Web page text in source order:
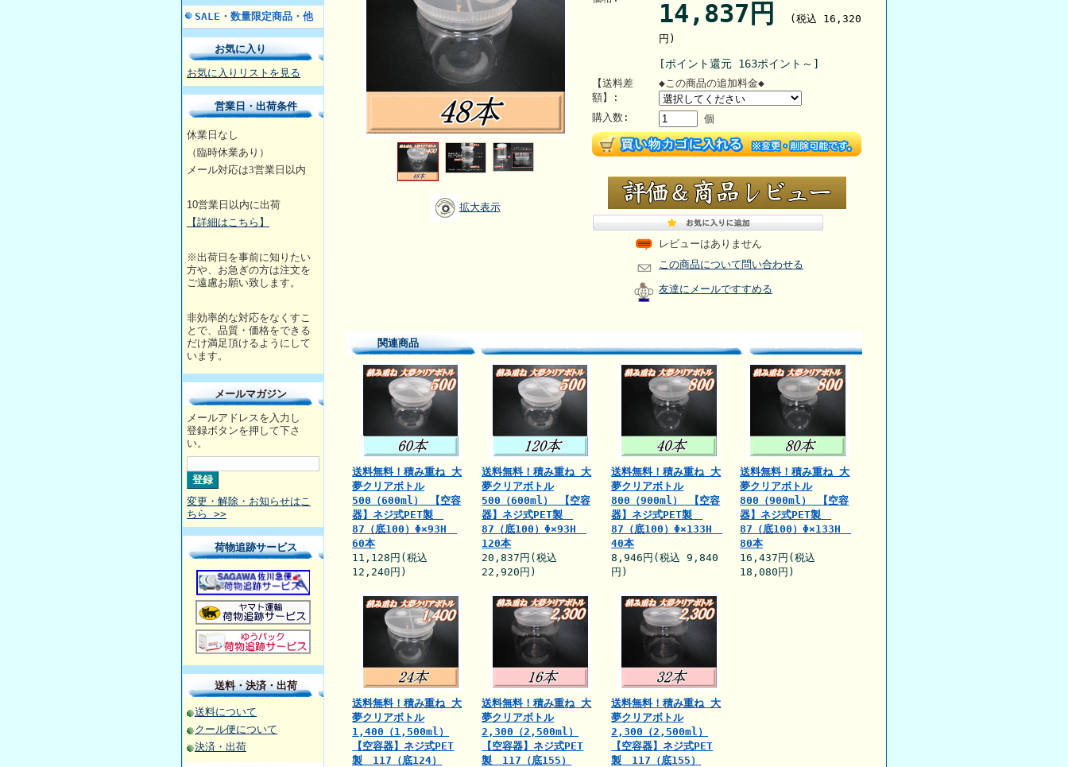
SALE・数量限定商品・他
お気に入り
お気に入りリストを見る
営業日・出荷条件
休業日なし
（臨時休業あり）
メール対応は3営業日 以内
10営業日以内に出荷
【詳細はこちら】
※出荷日を事前に知りたい
方や、お急ぎの方は注文を
ご遠慮お願い致します。
非効率的な対応をなくすこ
とで、品質・価格をできる
だけ満足頂けるようにして
います。
メールマガジン
メールアドレスを入力し
登録ボタンを押して下さ
い。
変更・解除・お知らせはこ
ちら >>
荷物追跡サービス
送料・決済・出荷
送料について
クール便について
決済・出荷
拡大表示
14,837円
(税込 16,320
円)
[ポイント還元 163ポイント～]
【送料差
額】:
◆この商品の追加料金◆
購入数: 個
レビューはありません
この商品について問い合わせる
友達にメールですすめる
関連商品
送料無料！積み重ね 大
夢クリアボトル
500（600ml） 【空容
器】ネジ式PET製
87（底100）Φ×93H
60本
11,128円(税込
12,240円)
送料無料！積み重ね 大
夢クリアボトル
500（600ml） 【空容
器】ネジ式PET製
87（底100）Φ×93H
120本
20,837円(税込
22,920円)
送料無料！積み重ね 大
夢クリアボトル
800（900ml） 【空容
器】ネジ式PET製
87（底100）Φ×133H
40本
8,946円(税込 9,840
円)
送料無料！積み重ね 大
夢クリアボトル
800（900ml） 【空容
器】ネジ式PET製
87（底100）Φ×133H
80本
16,437円(税込
18,080円)
送料無料！積み重ね 大
夢クリアボトル
1,400（1,500ml）
【空容器】ネジ式PET
製 117（底124）
送料無料！積み重ね 大
夢クリアボトル
2,300（2,500ml）
【空容器】ネジ式PET
製 117（底155）
送料無料！積み重ね 大
夢クリアボトル
2,300（2,500ml）
【空容器】ネジ式PET
製 117（底155）